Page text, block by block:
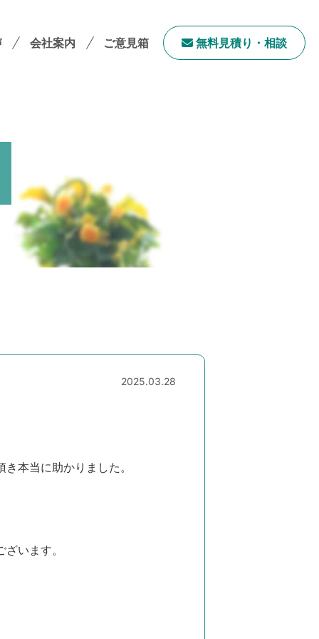
会社案内
サステナビリティ
「ユニウェブ」の使い方
ンチャイズ加盟オーナー募集
ご意見箱 無料⾒積り・相談
2025.03.28
本当に助かりました。
います。